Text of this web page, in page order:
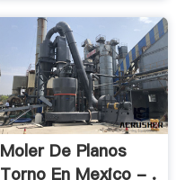
Moler De Planos
Torno En Mexico - .